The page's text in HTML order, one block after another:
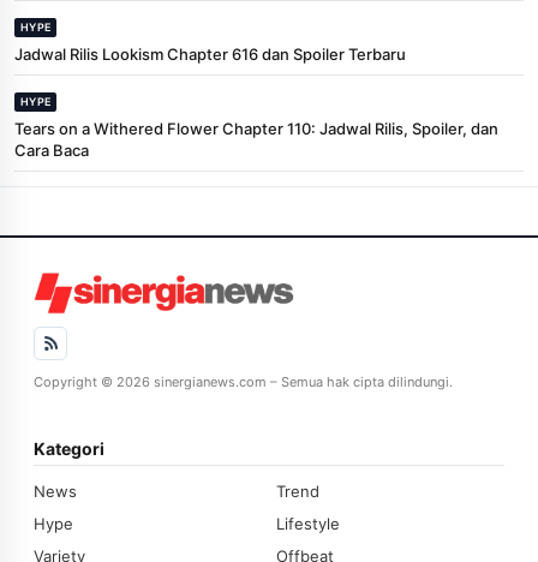
HYPE
Jadwal Rilis Lookism Chapter 616 dan Spoiler Terbaru
HYPE
Tears on a Withered Flower Chapter 110: Jadwal Rilis, Spoiler, dan
Cara Baca
Copyright © 2026 sinergianews.com – Semua hak cipta dilindungi.
Kategori
News
Trend
Hype
Lifestyle
Variety
Offbeat